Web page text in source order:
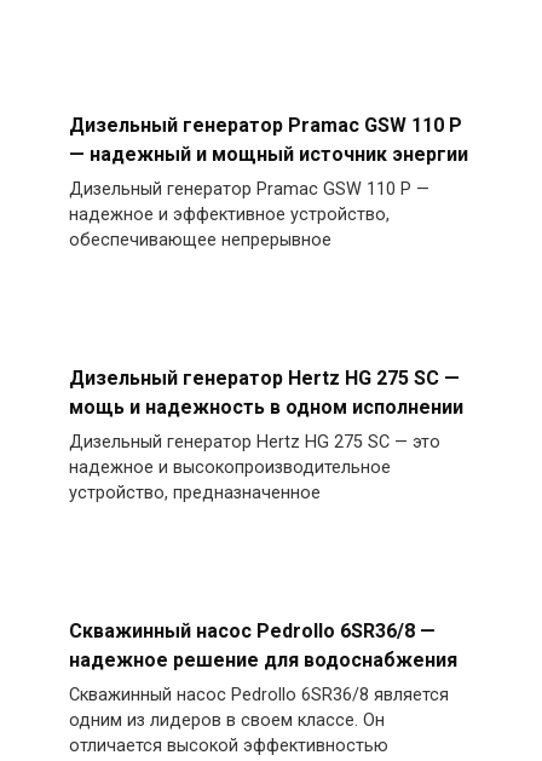
Дизельный генератор Pramac GSW 110 P
— надежный и мощный источник энергии
Дизельный генератор Pramac GSW 110 P —
надежное и эффективное устройство,
обеспечивающее непрерывное
Дизельный генератор Hertz HG 275 SC —
мощь и надежность в одном исполнении
Дизельный генератор Hertz HG 275 SC — это
надежное и высокопроизводительное
устройство, предназначенное
Скважинный насос Pedrollo 6SR36/8 —
надежное решение для водоснабжения
Скважинный насос Pedrollo 6SR36/8 является
одним из лидеров в своем классе. Он
отличается высокой эффективностью